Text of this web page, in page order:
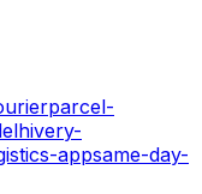
parcel-
appsame-day-